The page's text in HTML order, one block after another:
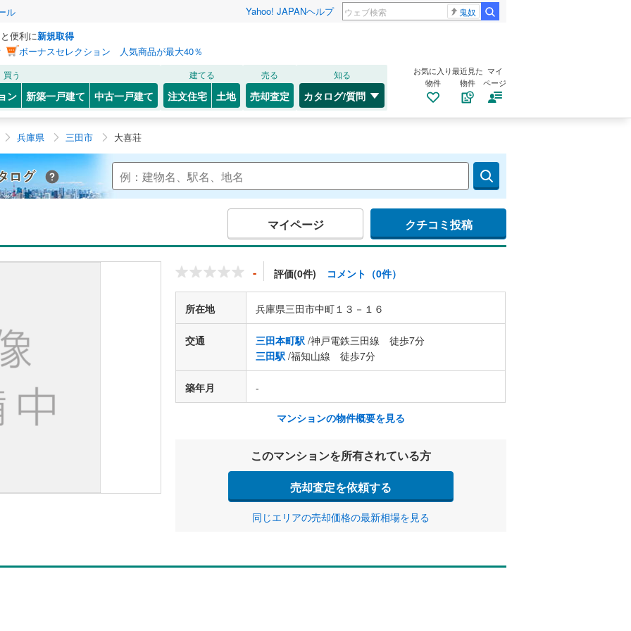
ル Yahoo! JAPANヘルプ 鬼奴
便利に新規取得
ボーナスセレクション 人気商品が最大40％
買う
ン 新築一戸建て 中古一戸建て
建てる
注文住宅 土地
売る
売却査定
知る
カタログ/質問
お気に入り
物件
最近見た
物件
マイ
ページ
兵庫県 三田市 大喜荘
Yahoo!不動産 マンションカタログ
マイページ クチコミ投稿
- 評価(0件) コメント（0件）
所在地 兵庫県三田市中町１３－１６
交通 三田本町駅 /神戸電鉄三田線 徒歩7分
三田駅 /福知山線 徒歩7分
築年月 -
マンションの物件概要を見る
このマンションを所有されている方
売却査定を依頼する
同じエリアの売却価格の最新相場を見る